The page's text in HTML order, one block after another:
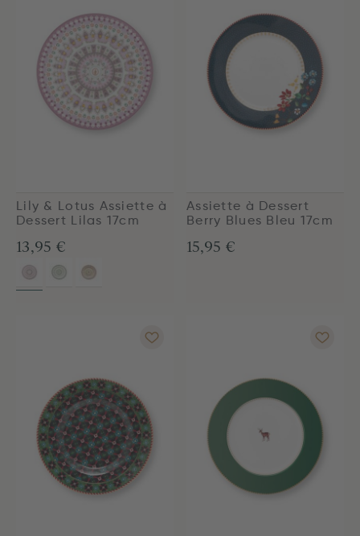
Lily & Lotus Assiette à
Dessert Lilas 17cm
13,95 €
Assiette à Dessert
Berry Blues Bleu 17cm
15,95 €